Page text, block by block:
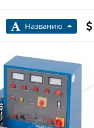
Названию